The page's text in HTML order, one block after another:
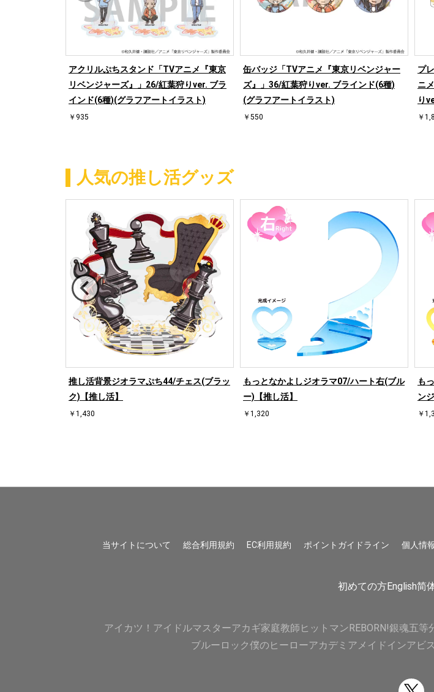
アクリルぷちスタンド「TVアニメ『東京
リベンジャーズ』」26/紅葉狩りver. ブラ
インド(6種)(グラフアートイラスト)
￥935
缶バッジ「TVアニメ『東京リベンジャー
ズ』」36/紅葉狩りver. ブラインド(6種)
(グラフアートイラスト)
￥550
プ
ニ
り
￥
人気の推し活グッズ
推し活背景ジオラマぷち44/チェス(ブラッ
ク)【推し活】
￥1,430
もっとなかよしジオラマ07/ハート右(ブル
ー)【推し活】
￥1,320
も
ン
￥
当サイトについて 総合利用規約 EC利用規約 ポイントガイドライン 個人情
初めての方English简
アイカツ！ アイドルマスターアカギ家庭教師ヒットマンREBORN!銀魂五等
ブルーロック僕のヒーローアカデミア メイドインアビス